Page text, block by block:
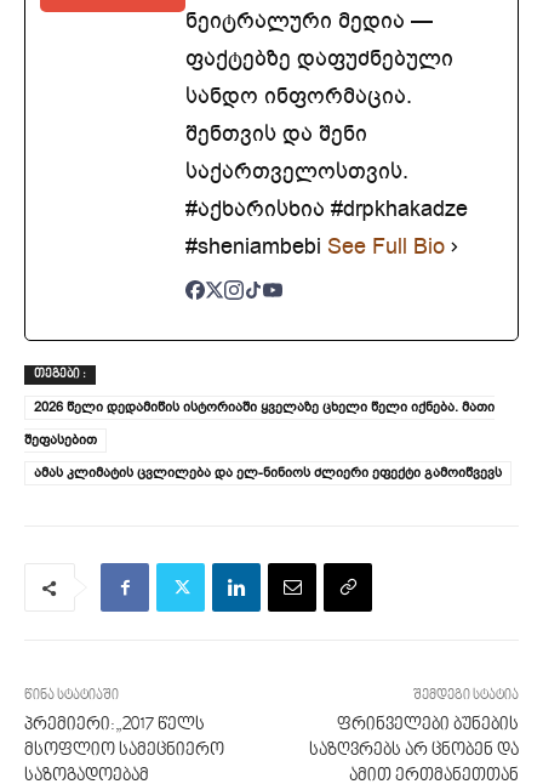
ნეიტრალური მედია —
ფაქტებზე დაფუძნებული
სანდო ინფორმაცია.
შენთვის და შენი
საქართველოსთვის.
#აქხარისხია #drpkhakadze
#sheniambebi See Full Bio
ᲗᲔᲒᲔᲑᲘ :
2026 წელი დედამიწის ისტორიაში ყველაზე ცხელი წელი იქნება. მათი
შეფასებით
ამას კლიმატის ცვლილება და ელ-ნინიოს ძლიერი ეფექტი გამოიწვევს
წინა სტატიაში
პრემიერი:„2017 წელს
მსოფლიო სამეცნიერო
საზოგადოებამ
შემდეგი სტატია
ფრინველები ბუნების
საზღვრებს არ ცნობენ და
ამით ერთმანეთთან